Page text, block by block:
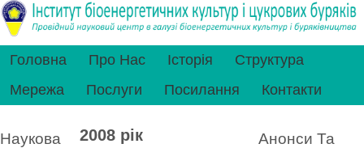
Головна Про Нас Історія
Структура
Мережа
Послуги Посилання Контакти
2008 рік
Наукова
Анонси Та